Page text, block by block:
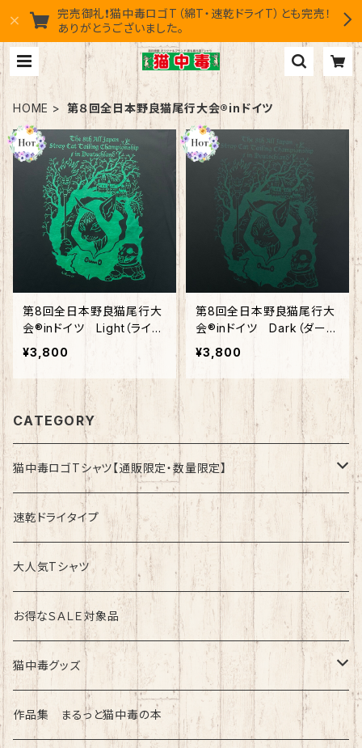
完売御礼❗猫中毒ロゴT（綿T・速乾ドライT）とも完売！
ありがとうございました。
HOME 第８回全日本野良猫尾行大会®︎inドイツ
第8回全日本野良猫尾行大
会®︎inドイツ Light（ライ
ト） 綿100%
¥3,800
第8回全日本野良猫尾行大
会®︎inドイツ Dark（ダー
ク） 綿100%
¥3,800
CATEGORY
猫中毒ロゴTシャツ【通販限定・数量限定】
速乾ドライタイプ
綿100%ノーマルタイプ
速乾ドライタイプ
大人気Tシャツ
お得なＳＡＬＥ対象品
猫中毒グッズ
ラバーバンド（ブレスレット・リストバンド）
作品集 まるっと猫中毒の本